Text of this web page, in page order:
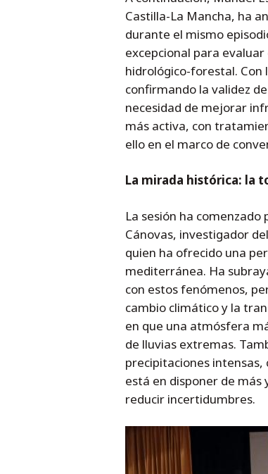
Castilla-La Mancha, ha
durante el mismo
excepcional para
hidrológico-forestal. Con
confirmando la validez
necesidad de mejorar
más activa, con
ello en el marco de
La mirada histórica: la
La sesión ha
Cánovas, investigador
quien ha ofrecido una
mediterránea. Ha
con estos fenómenos,
cambio climático y la
en que una atmósfera
de lluvias extremas.
precipitaciones intensas,
está en disponer de
reducir incertidumbres.